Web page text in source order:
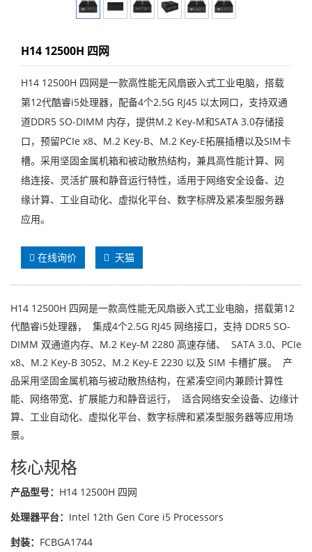
H14 12500H 四网
H14 12500H 四网是一款高性能无风扇嵌入式工业电脑，搭载
第12代酷睿i5处理器，配备4个2.5G RJ45 以太网口，支持双通
道DDR5 SO-DIMM 内存，提供M.2 Key-M和SATA 3.0存储接
口，预留PCIe x8、M.2 Key-B、M.2 Key-E拓展插槽以及SIM卡
槽。采用坚固金属机箱和被动散热结构，兼具高性能计算、网
络连接、灵活扩展和静音运行特性，适用于网络安全设备、边
缘计算、工业自动化、虚拟化平台、数字标牌及紧凑型服务器
应用。
在线询价 天猫
H14 12500H 四网是一款高性能无风扇嵌入式工业电脑，搭载第12
代酷睿i5处理器， 集成4个2.5G RJ45 网络接口，支持 DDR5 SO-
DIMM 双通道内存、M.2 Key-M 2280 高速存储、 SATA 3.0、PCIe
x8、M.2 Key-B 3052、M.2 Key-E 2230 以及 SIM 卡槽扩展。 产
品采用坚固金属机箱与被动散热结构，在紧凑空间内兼顾计算性
能、网络带宽、扩展能力和静音运行， 适合网络安全设备、边缘计
算、工业自动化、虚拟化平台、数字标牌和紧凑型服务器等应用场
景。
核心规格
产品型号： H14 12500H 四网
处理器平台： Intel 12th Gen Core i5 Processors
封装： FCBGA1744